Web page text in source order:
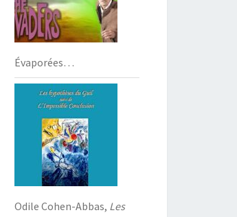
Évaporées…
Odile Cohen-Abbas, Les